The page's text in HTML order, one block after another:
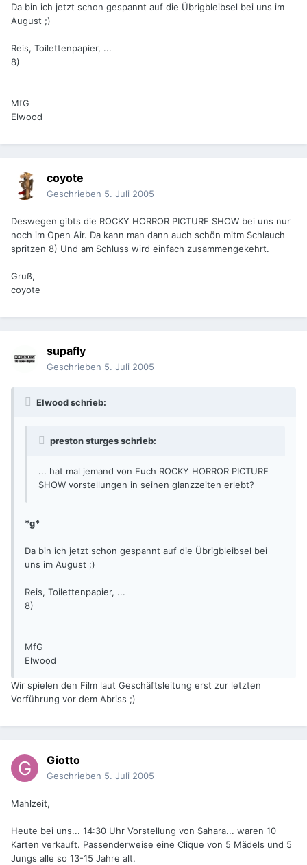
Da bin ich jetzt schon gespannt auf die Übrigbleibsel bei uns im
August ;)
Reis, Toilettenpapier, ...
8)
MfG
Elwood
coyote
Geschrieben 5. Juli 2005
Deswegen gibts die ROCKY HORROR PICTURE SHOW bei uns nur
noch im Open Air. Da kann man dann auch schön mitm Schlauch
spritzen 8) Und am Schluss wird einfach zusammengekehrt.
Gruß,
coyote
supafly
Geschrieben 5. Juli 2005
Elwood schrieb:
preston sturges schrieb:
... hat mal jemand von Euch ROCKY HORROR PICTURE
SHOW vorstellungen in seinen glanzzeiten erlebt?
*g*
Da bin ich jetzt schon gespannt auf die Übrigbleibsel bei
uns im August ;)
Reis, Toilettenpapier, ...
8)
MfG
Elwood
Wir spielen den Film laut Geschäftsleitung erst zur letzten
Vorführung vor dem Abriss ;)
Giotto
Geschrieben 5. Juli 2005
Mahlzeit,
Heute bei uns... 14:30 Uhr Vorstellung von Sahara... waren 10
Karten verkauft. Passenderweise eine Clique von 5 Mädels und 5
Jungs alle so 13-15 Jahre alt.